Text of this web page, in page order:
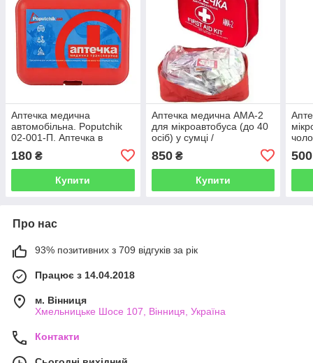
Аптечка медична
автомобільна. Poputchik
02-001-П. Аптечка в
180 ₴
Купити
Аптечка медична АМА-2
для мікроавтобуса (до 40
осіб) у сумці /
850₴
Купити
500
Про нас
93% позитивних з 709 відгуків за рік
Працює з 14.04.2018
м. Вінниця
Хмельницьке Шосе 107, Вінниця, Україна
Контакти